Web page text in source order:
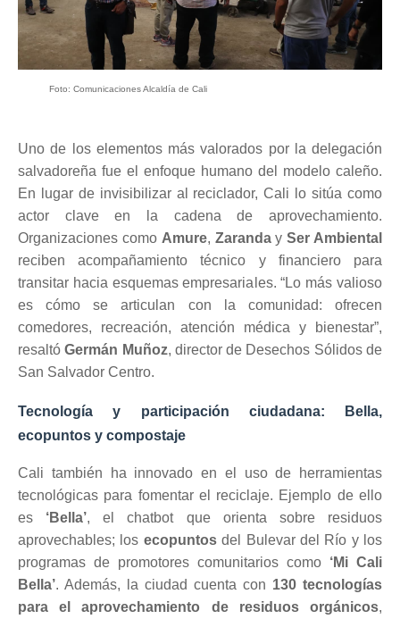
Foto: Comunicaciones Alcaldía de Cali
Uno de los elementos más valorados por la delegación
salvadoreña fue el enfoque humano del modelo caleño.
En lugar de invisibilizar al reciclador, Cali lo sitúa como
actor clave en la cadena de aprovechamiento.
Organizaciones como Amure, ZarandaySer Ambiental
reciben acompañamiento técnico y financiero para
transitar hacia esquemas empresariales. “Lo más valioso
es cómo se articulan con la comunidad: ofrecen
comedores, recreación, atención médica y bienestar”,
resaltóGermán Muñoz, director de Desechos Sólidos de
San Salvador Centro.
Tecnología y participación ciudadana: Bella,
ecopuntos y compostaje
Cali también ha innovado en el uso de herramientas
tecnológicas para fomentar el reciclaje. Ejemplo de ello
es ‘Bella’, el chatbot que orienta sobre residuos
aprovechables; los ecopuntosdel Bulevar del Río y los
programas de promotores comunitarios como ‘Mi Cali
Bella’. Además, la ciudad cuenta con 130 tecnologías
para el aprovechamiento de residuos orgánicos,